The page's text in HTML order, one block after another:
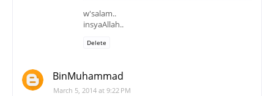
w'salam..
insyaAllah..
Delete
BinMuhammad
March 5, 2014 at 9:22 PM